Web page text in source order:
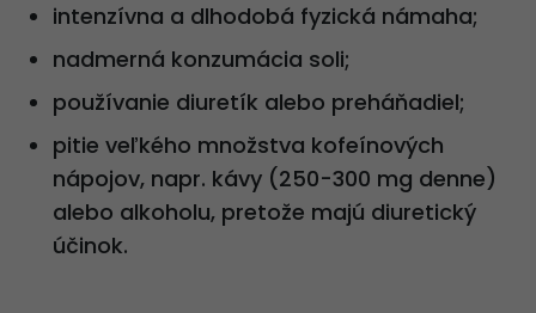
intenzívna a dlhodobá fyzická námaha;
nadmerná konzumácia soli;
používanie diuretík alebo preháňadiel;
pitie veľkého množstva kofeínových
nápojov, napr. kávy (250-300 mg denne)
alebo alkoholu, pretože majú diuretický
účinok.